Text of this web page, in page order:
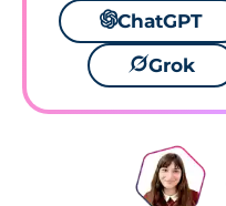
🌌ChatGPT
🪐Grok